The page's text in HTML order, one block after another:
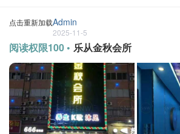
点击重新加载Admin
2025-11-5
阅读权限100 • 乐从金秋会所